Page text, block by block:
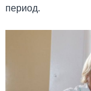
период.